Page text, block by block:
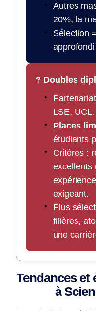
Autres
20%, la
Sélection
? Doubles
LSE,
Places
étudiants
Critères :
excellents
exigeant.
Plus
filières,
une
Tendances
à